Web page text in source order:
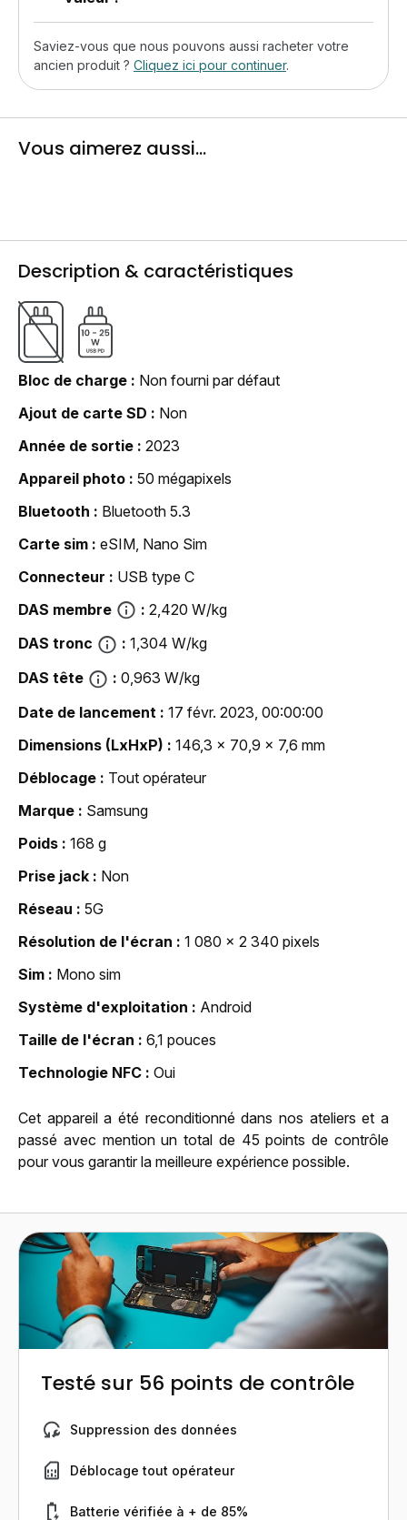
Saviez-vous que nous pouvons aussi racheter votre
ancien produit ? Cliquez ici pour continuer.
Vous aimerez aussi...
Description & caractéristiques
Bloc de charge
Non fourni par défaut
Ajout de carte SD
Non
Année de sortie
2023
Appareil photo
50 mégapixels
Bluetooth
Bluetooth 5.3
Carte sim
eSIM, Nano Sim
Connecteur
USB type C
DAS membre
2,420 W/kg
DAS tronc
1,304 W/kg
DAS tête
0,963 W/kg
Date de lancement
17 févr. 2023, 00:00:00
Dimensions (LxHxP)
146,3 x 70,9 x 7,6 mm
Déblocage
Tout opérateur
Marque
Samsung
Poids
168 g
Prise jack
Non
Réseau
5G
Résolution de l'écran
1 080 x 2 340 pixels
Sim
Mono sim
Système d'exploitation
Android
Taille de l'écran
6,1 pouces
Technologie NFC
Oui
Cet appareil a été reconditionné dans nos ateliers et a
passé avec mention un total de 45 points de contrôle
pour vous garantir la meilleure expérience possible.
Testé sur 56 points de contrôle
Suppression des données
Déblocage tout opérateur
Batterie vérifiée à + de 85%